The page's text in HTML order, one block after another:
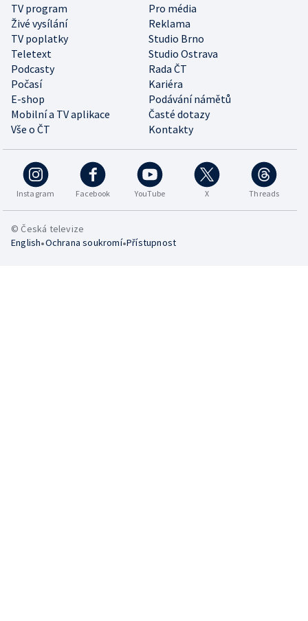
TV program
Pro média
Živé vysílání
Reklama
TV poplatky
Studio Brno
Teletext
Studio Ostrava
Podcasty
Rada ČT
Počasí
Kariéra
E-shop
Podávání námětů
Mobilní a TV aplikace
Časté dotazy
Vše o ČT
Kontakty
Instagram Facebook YouTube X Threads
© Česká televize
English•Ochrana soukromí•Přístupnost